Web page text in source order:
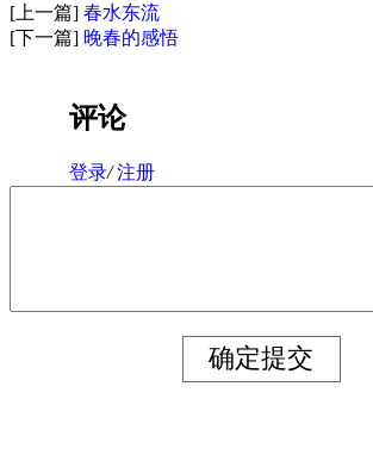
[上一篇] 春水东流
[下一篇] 晚春的感悟
评论
登录/ 注册